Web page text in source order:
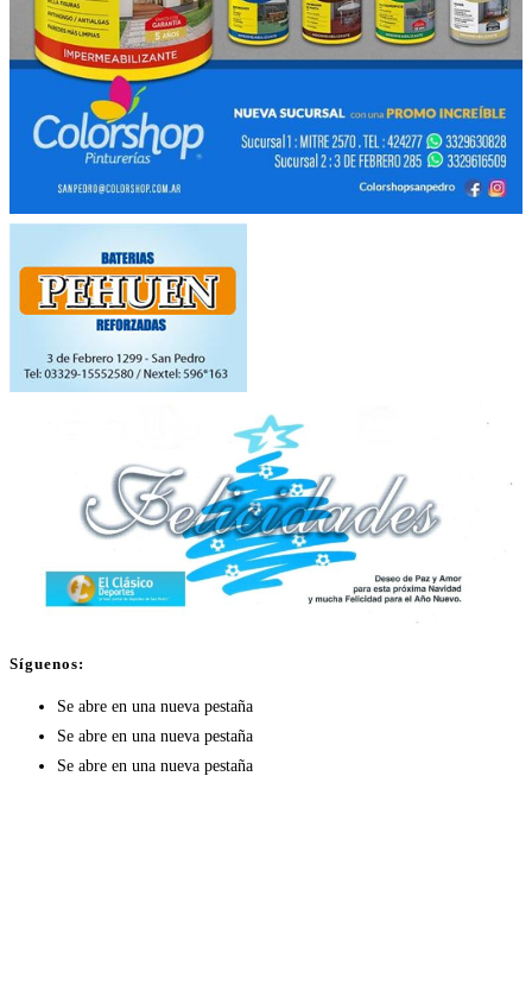
Síguenos:
Se abre en una nueva pestaña
Se abre en una nueva pestaña
Se abre en una nueva pestaña